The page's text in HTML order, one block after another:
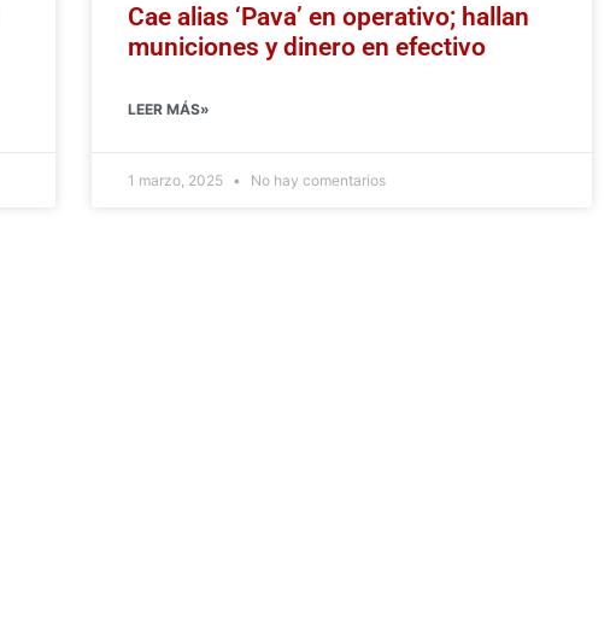
Cae alias ‘Pava’ en operativo; hallan
municiones y dinero en efectivo
LEER MÁS»
1 marzo, 2025 No hay comentarios